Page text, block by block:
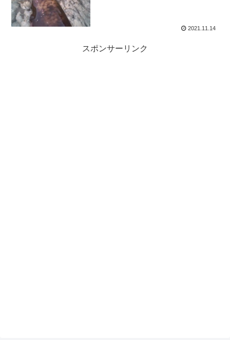
2021.11.14
スポンサーリンク